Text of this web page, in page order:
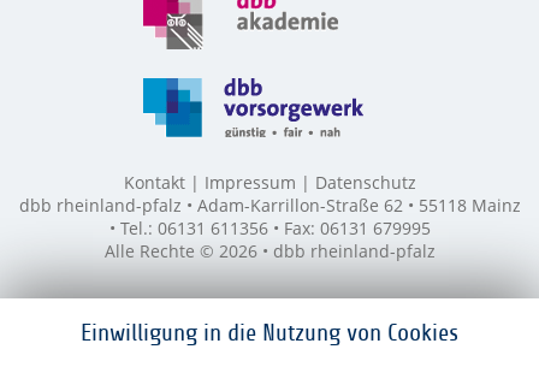
Einwilligung in die Nutzung von Cookies
Kontakt Impressum
Datenschutz
dbb rheinland-pfalz • Adam-Karrillon-Straße 62 • 55118 Mainz
• Tel.: 06131 611356 • Fax: 06131 679995
Alle Rechte © 2026 • dbb rheinland-pfalz